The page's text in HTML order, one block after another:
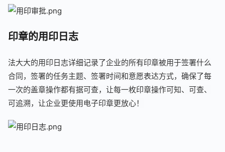
印章的用印日志
法大大的用印日志详细记录了企业的所有印章被用于签署什么
合同，签署的任务主题、签署时间和意愿表达方式，确保了每
一次的盖章操作都有据可查，让每一枚印章操作可知、可查、
可追溯，让企业更使用电子印章更放心！